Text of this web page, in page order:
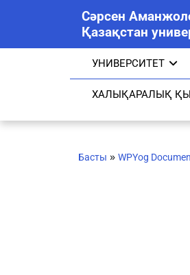
Сәрсен
Қазақстан
УНИВЕРСИТЕТ
ХАЛЫҚАРАЛЫҚ
Басты » WPYog